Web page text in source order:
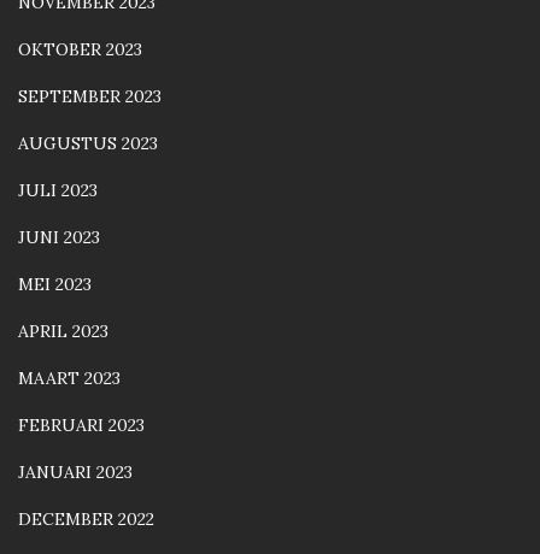
OKTOBER 2023
SEPTEMBER 2023
AUGUSTUS 2023
JULI 2023
JUNI 2023
MEI 2023
APRIL 2023
MAART 2023
FEBRUARI 2023
JANUARI 2023
DECEMBER 2022